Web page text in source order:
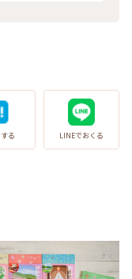
る LINEでおくる